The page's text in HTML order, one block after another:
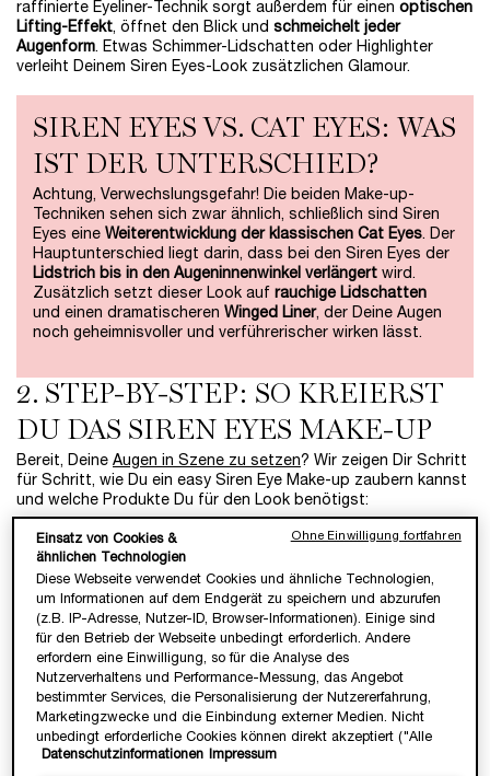
raffinierte Eyeliner-Technik sorgt außerdem für einen optischen
Lifting-Effekt, öffnet den Blick und schmeichelt jeder
Augenform. Etwas Schimmer-Lidschatten oder Highlighter
verleiht Deinem Siren Eyes-Look zusätzlichen Glamour.
SIREN EYES VS. CAT EYES: WAS
IST DER UNTERSCHIED?
Achtung, Verwechslungsgefahr! Die beiden Make-up-
Techniken sehen sich zwar ähnlich, schließlich sind Siren
Eyes eine Weiterentwicklung der klassischen Cat Eyes. Der
Hauptunterschied liegt darin, dass bei den Siren Eyes der
Lidstrich bis in den Augeninnenwinkel verlängert wird.
Zusätzlich setzt dieser Look auf rauchige Lidschatten
und einen dramatischeren Winged Liner, der Deine Augen
noch geheimnisvoller und verführerischer wirken lässt.
2. STEP-BY-STEP: SO KREIERST
DU DAS SIREN EYES MAKE-UP
Bereit, Deine Augen in Szene zu setzen? Wir zeigen Dir Schritt
für Schritt, wie Du ein easy Siren Eye Make-up zaubern kannst
und welche Produkte Du für den Look benötigst:
MATERIAL: WAS BENÖTIGST
DU?
Primer oder
Eyeshadow Base
Neutraler,
matter Lidschatten
in Nude-, Beige- oder Brauntönen
Dunklere Lidschatten-Nuancein Braun, Grau oder Schwarz
Schimmernder Lidschatten oder Highlighter
Eyeliner oder Kajalstift
in Dunkelbraun oder Schwarz
Mascara
Lidschattenpinsel
PROFI-TIPP UNSERER MAKE-
Einsatz von Cookies &
ähnlichen Technologien
Diese Webseite verwendet Cookies und ähnliche Technologien,
um Informationen auf dem Endgerät zu speichern und abzurufen
(z.B. IP-Adresse, Nutzer-ID, Browser-Informationen). Einige sind
für den Betrieb der Webseite unbedingt erforderlich. Andere
erfordern eine Einwilligung, so für die Analyse des
Nutzerverhaltens und Performance-Messung, das Angebot
bestimmter Services, die Personalisierung der Nutzererfahrung,
Marketingzwecke und die Einbindung externer Medien. Nicht
unbedingt erforderliche Cookies können direkt akzeptiert ("Alle
akzeptieren") oder abgelehnt ("Ohne Einwilligung fortfahren")
Datenschutzinformationen Impressum
Ohne Einwilligung fortfahren